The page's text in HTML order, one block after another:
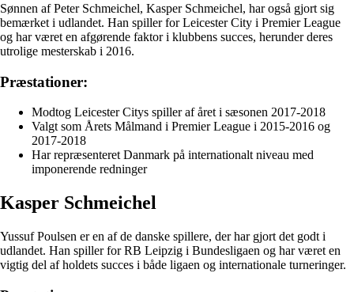
Sønnen af Peter Schmeichel, Kasper Schmeichel, har også gjort sig
bemærket i udlandet. Han spiller for Leicester City i Premier League
og har været en afgørende faktor i klubbens succes, herunder deres
utrolige mesterskab i 2016.
Præstationer:
Modtog Leicester Citys spiller af året i sæsonen 2017-2018
Valgt som Årets Målmand i Premier League i 2015-2016 og
2017-2018
Har repræsenteret Danmark på internationalt niveau med
imponerende redninger
Kasper Schmeichel
Yussuf Poulsen er en af de danske spillere, der har gjort det godt i
udlandet. Han spiller for RB Leipzig i Bundesligaen og har været en
vigtig del af holdets succes i både ligaen og internationale turneringer.